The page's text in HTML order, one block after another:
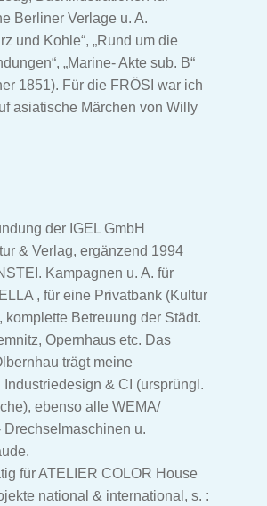
Berliner Verlage u. A.
und Kohle“, „Rund um die
„Marine- Akte sub. B“
1851). Für die FRÖSI war ich
asiatische Märchen von Willy
der IGEL GmbH
& Verlag, ergänzend 1994
Kampagnen u. A. für
, für eine Privatbank (Kultur
komplette Betreuung der Städt.
Opernhaus etc. Das
trägt meine
Industriedesign & CI (ursprüngl.
ebenso alle WEMA/
Drechselmaschinen u.
für ATELIER COLOR House
national & international, s. :